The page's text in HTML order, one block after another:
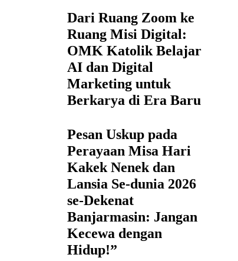
Dari Ruang Zoom ke
Ruang Misi Digital:
OMK Katolik Belajar
AI dan Digital
Marketing untuk
Berkarya di Era Baru
Pesan Uskup pada
Perayaan Misa Hari
Kakek Nenek dan
Lansia Se-dunia 2026
se-Dekenat
Banjarmasin: Jangan
Kecewa dengan
Hidup!”